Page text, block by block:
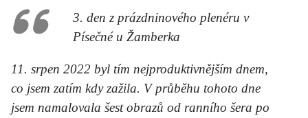
3. den z prázdninového plenéru v
Písečné u Žamberka
11. srpen 2022 byl tím nejproduktivnějším dnem,
co jsem zatím kdy zažila. V průběhu tohoto dne
jsem namalovala šest obrazů od ranního šera po